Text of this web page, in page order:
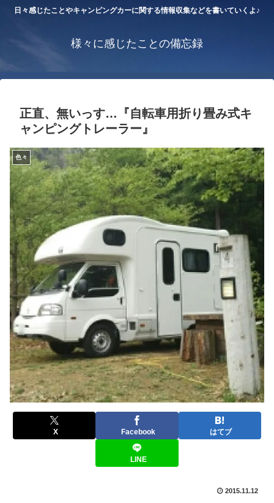
日々感じたことやキャンピングカーに関する情報収集などを書いていくよ♪
様々に感じたことの備忘録
正直、無いっす…『自転車用折り畳み式キ
ャンピングトレーラー』
色々
X Facebook はてブ
LINE
2015.11.12